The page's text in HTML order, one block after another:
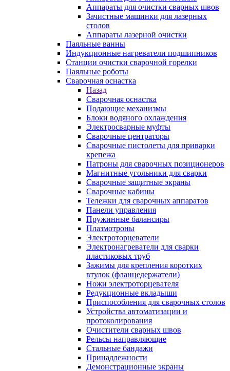
Аппараты для очистки сварных швов
Зачистные машинки для лазерных
столов
Аппараты лазерной очистки
Паяльные ванны
Индукционные нагреватели подшипников
Станции очистки сварочной горелки
Паяльные роботы
Сварочная оснастка
Назад
Сварочная оснастка
Подающие механизмы
Блоки водяного охлаждения
Электросварные муфты
Сварочные центраторы
Сварочные пистолеты для приварки
крепежа
Патроны для сварочных позиционеров
Магнитные угольники для сварки
Сварочные защитные экраны
Сварочные кабины
Тележки для сварочных аппаратов
Панели управления
Пружинные балансиры
Плазмотроны
Электроторцеватели
Электронагреватели для сварки
пластиковых труб
Зажимы для крепления коротких
втулок (фланцедержатели)
Ножи электроторцевателя
Редукционные вкладыши
Приспособления для сварочных столов
Устройства автоматизации и
протоколирования
Очистители сварных швов
Рельсы направляющие
Стальные бандажи
Принадлежности
Демонстрационные экраны